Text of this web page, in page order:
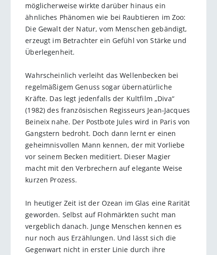
möglicherweise wirkte darüber hinaus ein
ähnliches Phänomen wie bei Raubtieren im Zoo:
Die Gewalt der Natur, vom Menschen gebändigt,
erzeugt im Betrachter ein Gefühl von Stärke und
Überlegenheit.
Wahrscheinlich verleiht das Wellenbecken bei
regelmäßigem Genuss sogar übernatürliche
Kräfte. Das legt jedenfalls der Kultfilm „Diva“
(1982) des französischen Regisseurs Jean-Jacques
Beineix nahe. Der Postbote Jules wird in Paris von
Gangstern bedroht. Doch dann lernt er einen
geheimnisvollen Mann kennen, der mit Vorliebe
vor seinem Becken meditiert. Dieser Magier
macht mit den Verbrechern auf elegante Weise
kurzen Prozess.
In heutiger Zeit ist der Ozean im Glas eine Rarität
geworden. Selbst auf Flohmärkten sucht man
vergeblich danach. Junge Menschen kennen es
nur noch aus Erzählungen. Und lässt sich die
Gegenwart nicht in erster Linie durch ihre